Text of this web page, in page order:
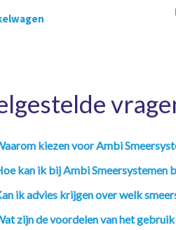
kiezen voor Ambi
kan ik bij Ambi Smeersystemen
ik advies krijgen over welk
zijn de voordelen van het